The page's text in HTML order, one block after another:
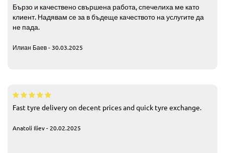
Бързо и качествено свършена работа, спечелиха ме като
клиент. Надявам се за в бъдеще качеството на услугите да
не пада.
Илиан Баев - 30.03.2025
Fast tyre delivery on decent prices and quick tyre exchange.
Anatoli Iliev - 20.02.2025